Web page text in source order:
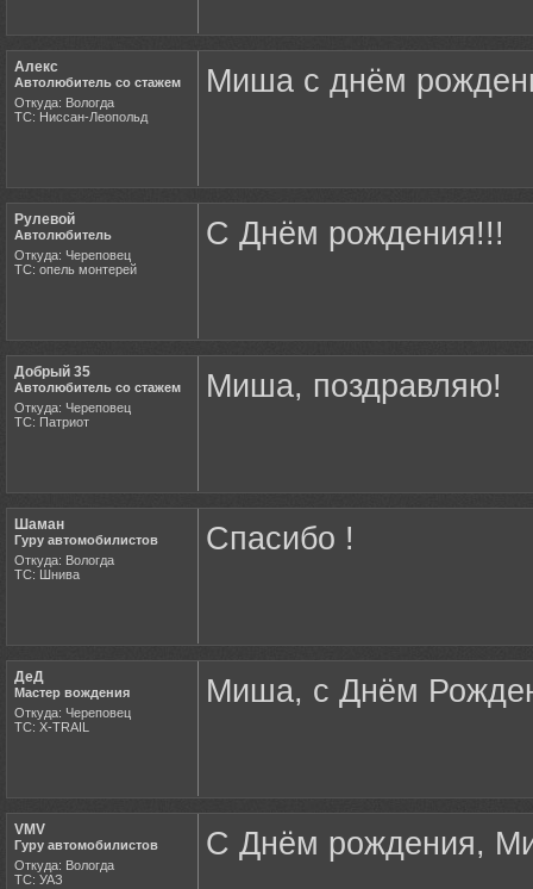
Алекс
Автолюбитель со стажем
Откуда: Вологда
ТС: Ниссан-Леопольд
Миша с днём
Рулевой
Автолюбитель
Откуда: Череповец
ТС: опель монтерей
С Днём рождения!!!
Добрый 35
Автолюбитель со стажем
Откуда: Череповец
ТС: Патриот
Миша, поздравляю!
Шаман
Гуру автомобилистов
Откуда: Вологда
ТС: Шнива
Спасибо !
ДеД
Мастер вождения
Откуда: Череповец
ТС: X-TRAIL
Миша, с Днём
VMV
Гуру автомобилистов
Откуда: Вологда
ТС: УАЗ
С Днём рождения,